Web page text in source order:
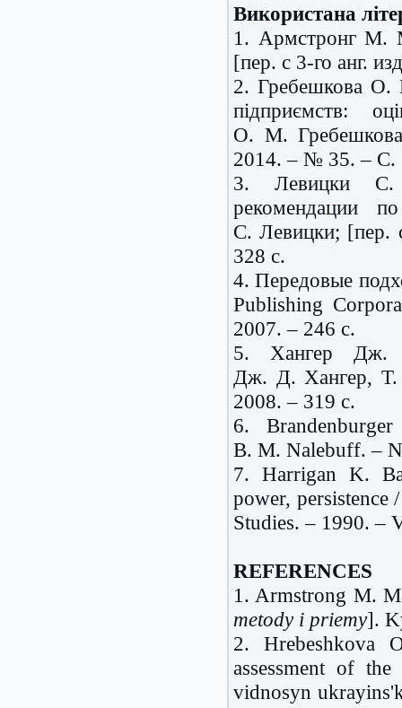
Використана
1. Армстронг М.
[пер. с 3-го анг.
2. Гребешкова О.
підприємств:
О. М. Гребешкова
2014. – № 35. – С.
3. Левицки С.
рекомендации
С. Левицки; [пер.
328 с.
4. Передовые
Publishing
2007. – 246 с.
5. Хангер Дж.
Дж. Д. Хангер,
2008. – 319 с.
6.
B. M. Nalebuff. –
7. Harrigan K.
power, persistence
Studies. – 1990. –
REFERENCES
1. Armstrong M.
metody i priemy].
2. Hrebeshkova
assessment of
vidnosyn